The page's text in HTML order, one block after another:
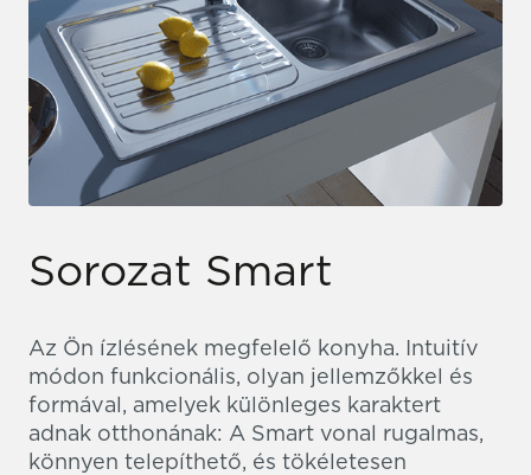
Sorozat Smart
Az Ön ízlésének megfelelő konyha. Intuitív
módon funkcionális, olyan jellemzőkkel és
formával, amelyek különleges karaktert
adnak otthonának: A Smart vonal rugalmas,
könnyen telepíthető, és tökéletesen